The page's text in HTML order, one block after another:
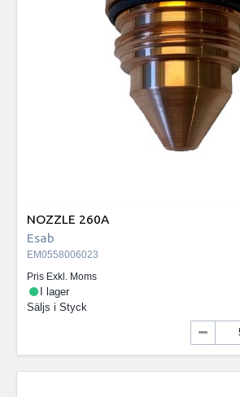
NOZZLE 260A
Esab
EM0558006023
Pris Exkl. Moms
I lager
Säljs i Styck